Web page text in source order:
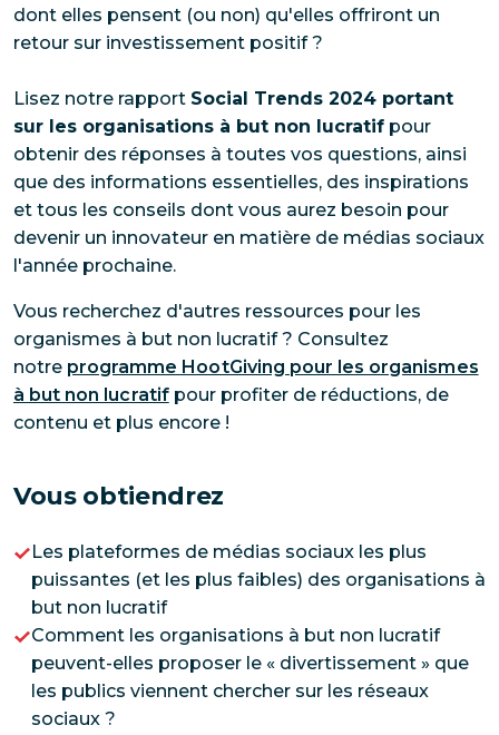
dont elles pensent (ou non) qu'elles offriront un
retour sur investissement positif ?
Lisez notre rapport Social Trends 2024 portant
sur les organisations à but non lucratif pour
obtenir des réponses à toutes vos questions, ainsi
que des informations essentielles, des inspirations
et tous les conseils dont vous aurez besoin pour
devenir un innovateur en matière de médias sociaux
l'année prochaine.
Vous recherchez d'autres ressources pour les
organismes à but non lucratif ? Consultez
notre programme HootGiving pour les organismes
à but non lucratifpour profiter de réductions, de
contenu et plus encore !
Vous obtiendrez
Les plateformes de médias sociaux les plus
puissantes (et les plus faibles) des organisations à
but non lucratif
Comment les organisations à but non lucratif
peuvent-elles proposer le « divertissement » que
les publics viennent chercher sur les réseaux
sociaux ?